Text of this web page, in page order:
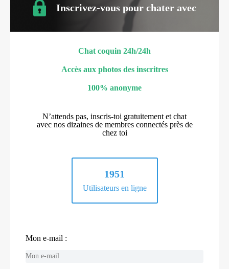
Inscrivez-vous pour chater avec
Chat coquin 24h/24h
Accès aux photos des inscritres
100% anonyme
N’attends pas, inscris-toi gratuitement et chat
avec nos dizaines de membres connectés près de
chez toi
1951
Utilisateurs en ligne
Mon e-mail :